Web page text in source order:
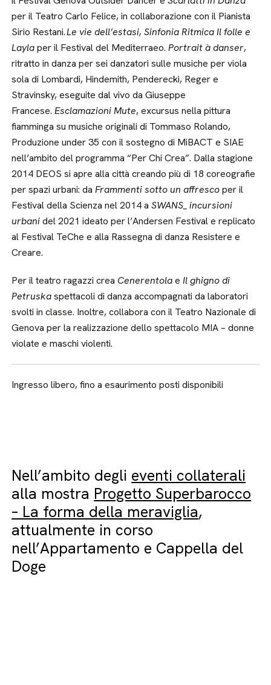
per il Teatro Carlo Felice, in collaborazione con il Pianista
Sirio Restani.Le vie dell’estasi, Sinfonia RitmicaIl folle e
Laylaper il Festival del Mediterraeo.Portrait à danser,
ritratto in danza per sei danzatori sulle musiche per viola
sola di Lombardi, Hindemith, Penderecki, Reger e
Stravinsky, eseguite dal vivo da Giuseppe
Francese.Esclamazioni Mute, excursus nella pittura
fiamminga su musiche originali di Tommaso Rolando,
Produzione under 35 con il sostegno di MiBACT e SIAE
nell’ambito del programma “Per Chi Crea”. Dalla stagione
2014 DEOS si apre alla città creando più di 18 coreografie
per spazi urbani: daFrammenti sotto un affrescoper il
Festival della Scienza nel 2014 aSWANS_ incursioni
urbanidel 2021 ideato per l’Andersen Festival e replicato
al Festival TeChe e alla Rassegna di danza Resistere e
Creare.
Per il teatro ragazzi crea Cenerentolae Il ghigno di
Petruskaspettacoli di danza accompagnati da laboratori
svolti in classe. Inoltre, collabora con il Teatro Nazionale di
Genova per la realizzazione dello spettacolo MIA – donne
violate e maschi violenti.
Ingresso libero, fino a esaurimento posti disponibili
Nell’ambito degli eventi collaterali
alla mostra Progetto Superbarocco
– La forma della meraviglia,
attualmente in corso
nell’Appartamento e Cappella del
Doge